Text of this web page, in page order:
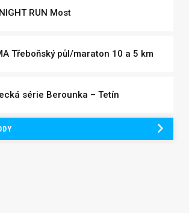
RUN Most
Třeboňský půl/maraton 10 a 5 km
série Berounka – Tetín